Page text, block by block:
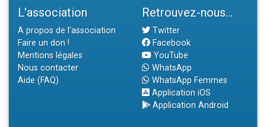
L'association
A propos de l'association
Faire un don !
Mentions légales
Nous contacter
Aide (FAQ)
Retrouvez-nous...
Twitter
Facebook
YouTube
WhatsApp
WhatsApp Femmes
Application iOS
Application Android